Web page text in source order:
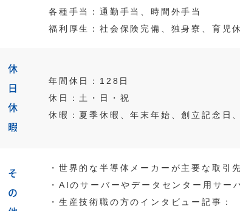
各種手当：通勤手当、時間外手当
福利厚生：社会保険完備、独身寮、育児
休
日
休
暇
年間休日：128日
休日：土・日・祝
休暇：夏季休暇、年末年始、創立記念日
そ
の
・世界的な半導体メーカーが主要な取引先
・AIのサーバーやデータセンター用サー
・生産技術職の方のインタビュー記事：